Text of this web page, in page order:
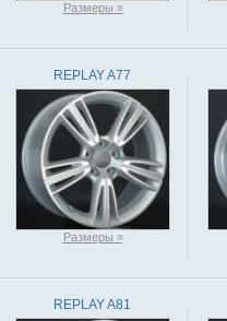
Размеры »
REPLAY A77
Размеры »
REPLAY A81